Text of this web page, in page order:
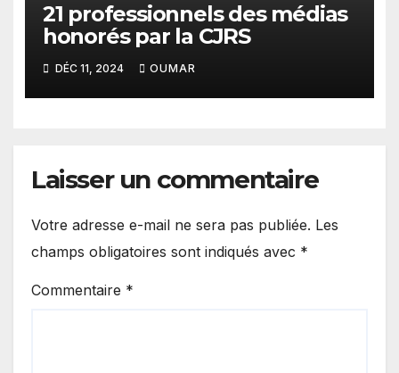
21 professionnels des médias
honorés par la CJRS
DÉC 11, 2024 OUMAR
Laisser un commentaire
Votre adresse e-mail ne sera pas publiée. Les
champs obligatoires sont indiqués avec *
Commentaire *